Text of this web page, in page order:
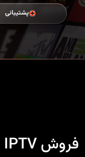
پشتیبانی